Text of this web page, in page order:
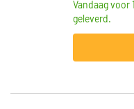
Vandaag voor
geleverd.